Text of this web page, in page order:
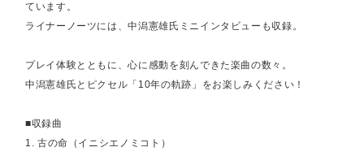
ています。
ライナーノーツには、中潟憲雄氏ミニインタビューも収録。
プレイ体験とともに、心に感動を刻んできた楽曲の数々。
中潟憲雄氏とピクセル「10年の軌跡」をお楽しみください！
■収録曲
1. 古の命（イニシエノミコト）